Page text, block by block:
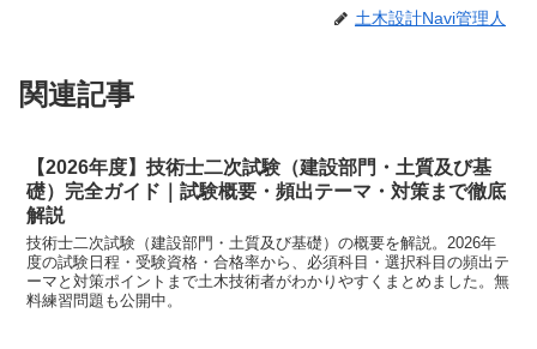
土木設計Navi管理人
関連記事
【2026年度】技術士二次試験（建設部門・土質及び基
礎）完全ガイド｜試験概要・頻出テーマ・対策まで徹底
解説
技術士二次試験（建設部門・土質及び基礎）の概要を解説。2026年
度の試験日程・受験資格・合格率から、必須科目・選択科目の頻出テ
ーマと対策ポイントまで土木技術者がわかりやすくまとめました。無
料練習問題も公開中。